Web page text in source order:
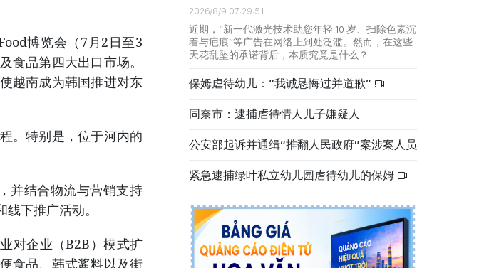
博览会（7月2日至3
食品第四大出口市场。
越南成为韩国推进对东
。特别是，位于河内的
并结合物流与营销支持
下推广活动。
对企业（B2B）模式扩
食品、韩式酱料以及街
2026/8/9 07:29:51
近期，“新一代激光技术助您年轻 10 岁、扫除色素沉
着与疤痕”等广告在网络上到处泛滥。然而，在这些
天花乱坠的承诺背后，本质究竟是什么？
保姆虐待幼儿：“我诚恳悔过并道歉”
同奈市：逮捕虐待情人儿子嫌疑人
公安部起诉并通缉“推翻人民政府”案涉案人员
紧急逮捕绿叶私立幼儿园虐待幼儿的保姆